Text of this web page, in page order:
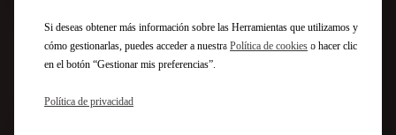
RELOJ B.R.M R180
Si deseas obtener más información sobre las Herramientas que utilizamos y
cómo gestionarlas, puedes acceder a nuestra Política de cookies o hacer clic
en el botón “Gestionar mis preferencias”.
Política de privacidad